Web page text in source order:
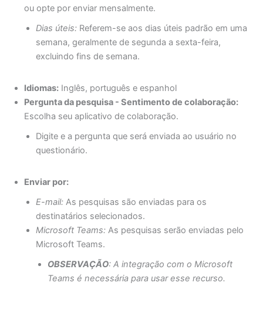
ou opte por enviar mensalmente.
Dias úteis:Referem-se aos dias úteis padrão em uma
semana, geralmente de segunda a sexta-feira,
excluindo fins de semana.
Idiomas:Inglês, português e espanhol
Pergunta da pesquisa - Sentimento de colaboração:
Escolha seu aplicativo de colaboração.
Digite e a pergunta que será enviada ao usuário no
questionário.
Enviar por:
E-mail:As pesquisas são enviadas para os
destinatários selecionados.
Microsoft Teams:As pesquisas serão enviadas pelo
Microsoft Teams.
OBSERVAÇÃO: A integração com o Microsoft
Teams é necessária para usar esse recurso.